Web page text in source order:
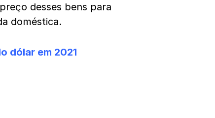
desses bens para
doméstica.
dólar em 2021